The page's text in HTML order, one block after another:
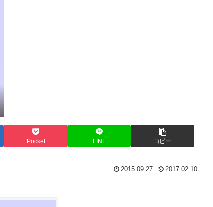
Pocket LINE コピー
2015.09.27 2017.02.10